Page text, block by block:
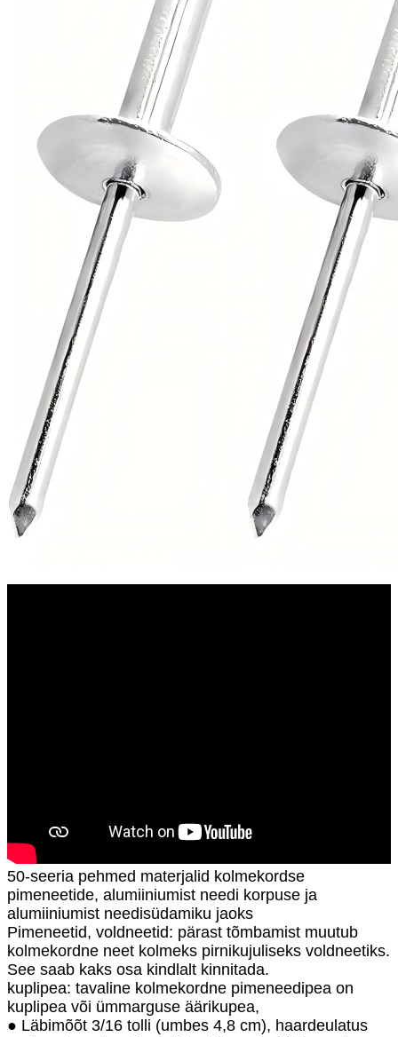
50-seeria pehmed materjalid kolmekordse
pimeneetide, alumiiniumist needi korpuse ja
alumiiniumist needisüdamiku jaoks
Pimeneetid, voldneetid: pärast tõmbamist muutub
kolmekordne neet kolmeks pirnikujuliseks voldneetiks.
See saab kaks osa kindlalt kinnitada.
kuplipea: tavaline kolmekordne pimeneedipea on
kuplipea või ümmarguse äärikupea,
● Läbimõõt 3/16 tolli (umbes 4,8 cm), haardeulatus